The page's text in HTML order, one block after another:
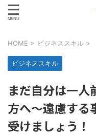
HOME > ビジネススキル >
ビジネススキル
まだ自分は一人
方へ～遠慮する
受けましょう！